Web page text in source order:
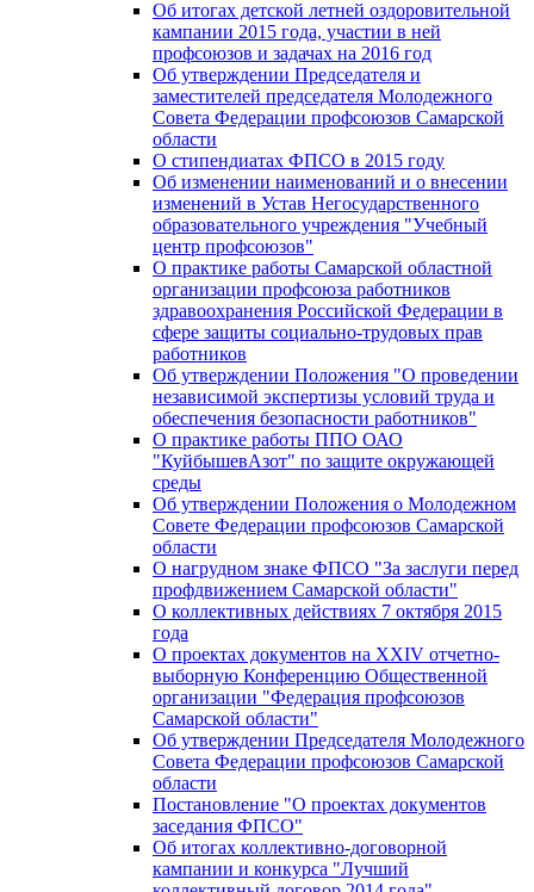
Об итогах детской летней оздоровительной
кампании 2015 года, участии в ней
профсоюзов и задачах на 2016 год
Об утверждении Председателя и
заместителей председателя Молодежного
Совета Федерации профсоюзов Самарской
области
О стипендиатах ФПСО в 2015 году
Об изменении наименований и о внесении
изменений в Устав Негосударственного
образовательного учреждения "Учебный
центр профсоюзов"
О практике работы Самарской областной
организации профсоюза работников
здравоохранения Российской Федерации в
сфере защиты социально-трудовых прав
работников
Об утверждении Положения "О проведении
независимой экспертизы условий труда и
обеспечения безопасности работников"
О практике работы ППО ОАО
"КуйбышевАзот" по защите окружающей
среды
Об утверждении Положения о Молодежном
Совете Федерации профсоюзов Самарской
области
О нагрудном знаке ФПСО "За заслуги перед
профдвижением Самарской области"
О коллективных действиях 7 октября 2015
года
О проектах документов на XXIV отчетно-
выборную Конференцию Общественной
организации "Федерация профсоюзов
Самарской области"
Об утверждении Председателя Молодежного
Совета Федерации профсоюзов Самарской
области
Постановление "О проектах документов
заседания ФПСО"
Об итогах коллективно-договорной
кампании и конкурса "Лучший